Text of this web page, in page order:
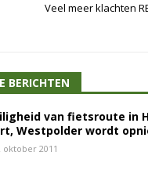
Veel meer klachten
BERICHTEN
van fietsroute in
Westpolder wordt
oktober 2011